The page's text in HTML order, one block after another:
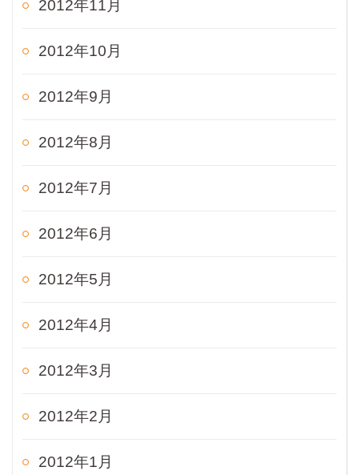
2012年11月
2012年10月
2012年9月
2012年8月
2012年7月
2012年6月
2012年5月
2012年4月
2012年3月
2012年2月
2012年1月